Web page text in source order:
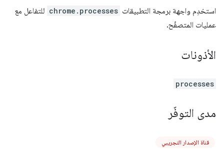
استخدِم واجهة برمجة التطبيقات chrome.processes للتفاعل مع
عمليات المتصفّح.
الأذونات
processes
مدى التوفّر
قناة الإصدار التجريبي